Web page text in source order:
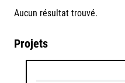
Aucun résultat trouvé.
Projets